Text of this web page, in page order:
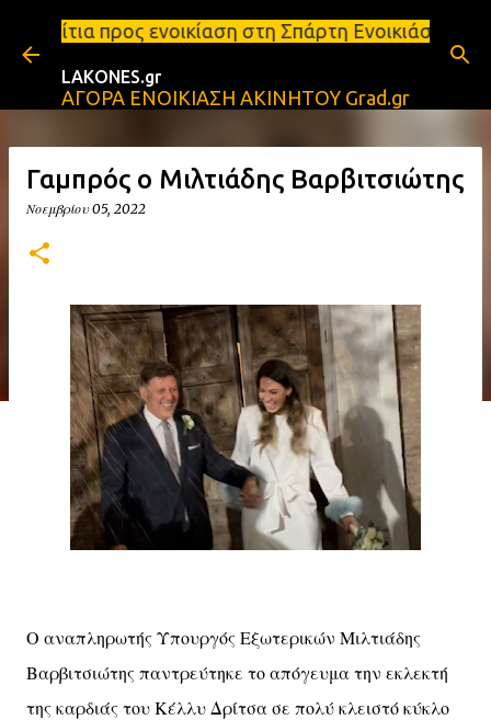
Μετάβαση στο κύριο περιεχόμενο
στη Σπάρτη Ενοικιάσεις
LAKONES.gr
ΑΓΟΡΑ ΕΝΟΙΚΙΑΣΗ ΑΚΙΝΗΤΟΥ Grad.gr
Γαμπρός ο Μιλτιάδης Βαρβιτσιώτης
Νοεμβρίου 05, 2022
Ο αναπληρωτής Υπουργός Εξωτερικών Μιλτιάδης
Βαρβιτσιώτης παντρεύτηκε το απόγευμα την εκλεκτή
της καρδιάς του Κέλλυ Δρίτσα σε πολύ κλειστό κύκλο